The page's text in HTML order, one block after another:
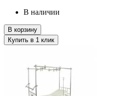
В наличии
В корзину
Купить в 1 клик